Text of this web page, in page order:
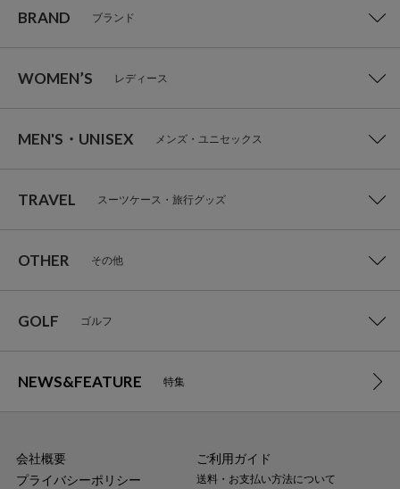
BRAND ブランド
WOMEN’S レディース
MEN'S・UNISEX メンズ・ユニセックス
TRAVEL スーツケース・旅行グッズ
OTHER その他
GOLF ゴルフ
NEWS&FEATURE 特集
会社概要
プライバシーポリシー
ご利用ガイド
送料・お支払い方法について